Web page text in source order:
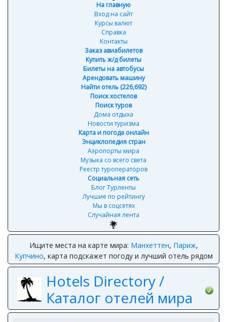
На главную
Вход на сайт
Курсы валют
Справка
Контакты
Заказ авиабилетов
Купить ж/д билеты
Билеты на автобусы
Арендовать машину
Найти отель (226,692)
Поиск хостелов
Поиск туров
Дома отдыха
Новости туризма
Карта и погода онлайн
Энциклопедия стран
Аэропорты мира
Музыка со всего света
Реестр туроператоров
Социальная сеть
Блог Турленты
Лучшие по рейтингу
Мы в соцсетях
Случайная лента
Ищите места на карте мира: Манхеттен, Париж,
Купчино, карта подскажет погоду и лучший отель рядом
Hotels Directory /
Каталог отелей мира